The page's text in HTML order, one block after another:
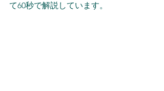
て60秒で解説しています。